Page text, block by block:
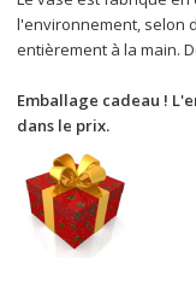
l'environnement, selon
entièrement à la main.
Emballage cadeau !
dans le prix.